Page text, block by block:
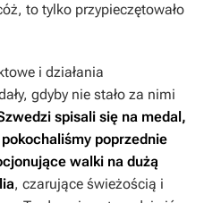
to tylko przypieczętowało
i działania
gdyby nie stało za nimi
spisali się na medal,
poprzednie
walki na dużą
, czarujące świeżością i